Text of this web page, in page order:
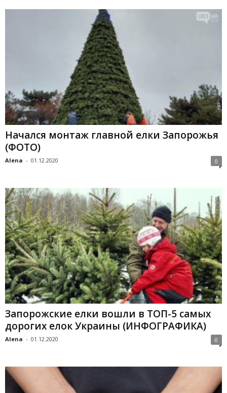
Начался монтаж главной елки Запорожья
(ФОТО)
Alena - 01.12.2020 0
Запорожские елки вошли в ТОП-5 самых
дорогих елок Украины (ИНФОГРАФИКА)
Alena - 01.12.2020 0